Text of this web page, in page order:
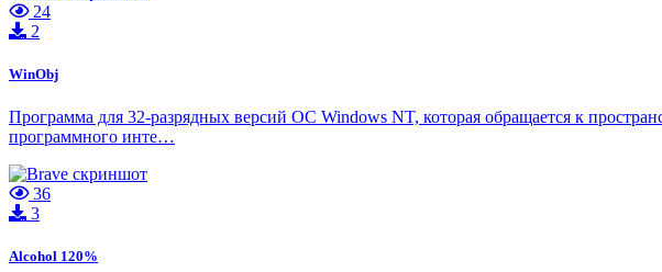
24
2
WinObj
Программа для 32-разрядных версий ОС Windows NT, которая обращается к
программного инте…
36
3
Alcohol 120%